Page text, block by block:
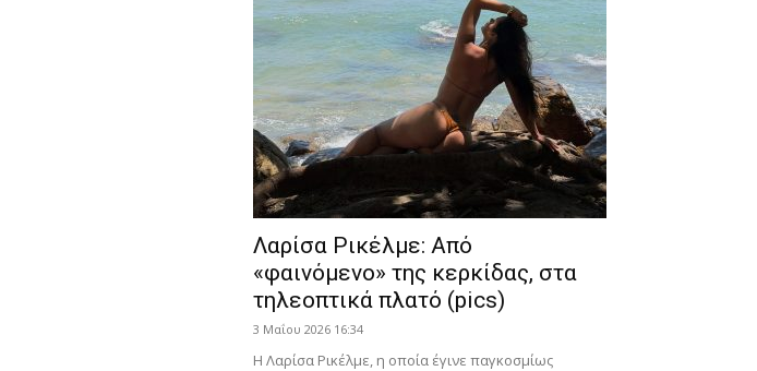
Λαρίσα Ρικέλμε: Από
«φαινόμενο» της κερκίδας, στα
τηλεοπτικά πλατό (pics)
3 Μαΐου 2026 16:34
Η Λαρίσα Ρικέλμε, η οποία έγινε παγκοσμίως